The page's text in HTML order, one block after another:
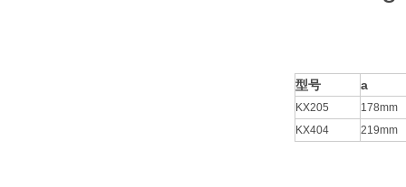
型号 a
KX205
178mm
KX404
219mm